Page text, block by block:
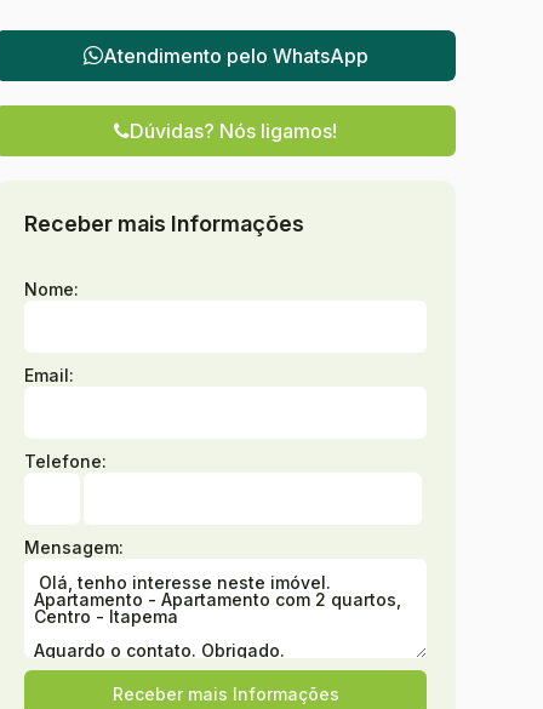
Atendimento pelo WhatsApp
Dúvidas? Nós ligamos!
Receber mais Informações
Nome:
Email:
Telefone:
Mensagem: